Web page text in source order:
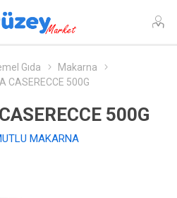
Gıda
Makarna
CASERECCE 500G
500G
MAKARNA